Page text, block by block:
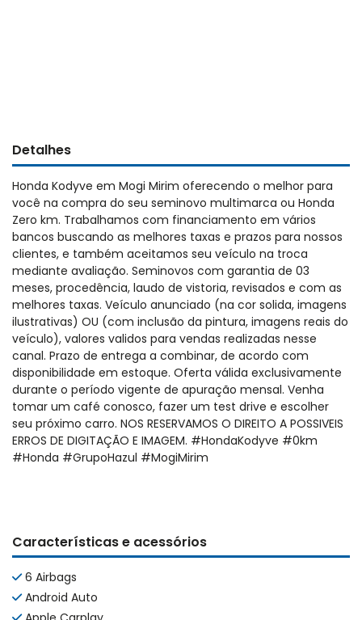
Detalhes
Honda Kodyve em Mogi Mirim oferecendo o melhor para
você na compra do seu seminovo multimarca ou Honda
Zero km. Trabalhamos com financiamento em vários
bancos buscando as melhores taxas e prazos para nossos
clientes, e também aceitamos seu veículo na troca
mediante avaliação. Seminovos com garantia de 03
meses, procedência, laudo de vistoria, revisados e com as
melhores taxas. Veículo anunciado (na cor solida, imagens
ilustrativas) OU (com inclusão da pintura, imagens reais do
veículo), valores validos para vendas realizadas nesse
canal. Prazo de entrega a combinar, de acordo com
disponibilidade em estoque. Oferta válida exclusivamente
durante o período vigente de apuração mensal. Venha
tomar um café conosco, fazer um test drive e escolher
seu próximo carro. NOS RESERVAMOS O DIREITO A POSSIVEIS
ERROS DE DIGITAÇÃO E IMAGEM. #HondaKodyve #0km
#Honda #GrupoHazul #MogiMirim
Características e acessórios
6 Airbags
Android Auto